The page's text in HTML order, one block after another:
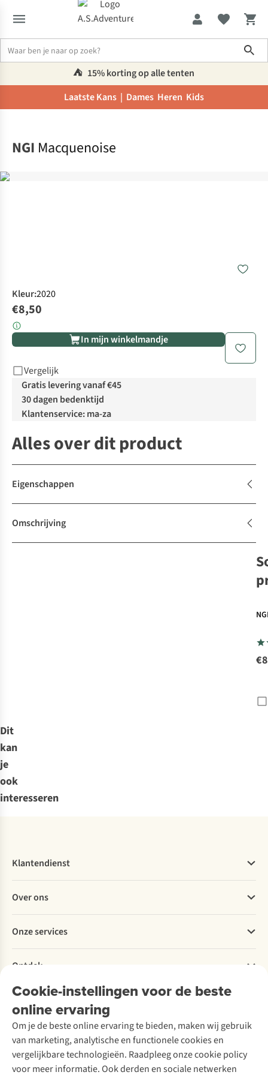
⛺️ 15% korting op alle tenten
Laatste Kans | Dames Heren Kids
NGI Macquenoise
Kleur:2020
€8,50
In mijn winkelmandje
Vergelijk
Gratis levering vanaf €45
30 dagen bedenktijd
Klantenservice: ma-za
Alles over dit product
Eigenschappen
Omschrijving
Dit
kan
je
ook
interesseren
Cookie-instellingen voor de beste
online ervaring
Om je de beste online ervaring te bieden, maken wij gebruik
van marketing, analytische en functionele cookies en
vergelijkbare technologieën. Raadpleeg onze cookie policy
voor meer informatie. Ook derden en sociale netwerken
Klantendienst
Bestellen
Betalen
Levering
Retourneren
Bestelling herroepen
Garantie
Contact
Over ons
Explore More
Verantwoord ondernemen
Over Ayacucho
Onze winkels
Over A.S.Adventure
Toegankelijkheidsverklaring
Onze services
Ski-onderhoud
Wasservice
Schoenonderhoud
Schoenherstelling
Kledingherstelling
Retouches
Ontdek
A.S.Magazine
Podcast
Explore Academy
Explore Camp
Gear Check
Inspiratie & advies
Meld je aan voor de nieuwsbrief